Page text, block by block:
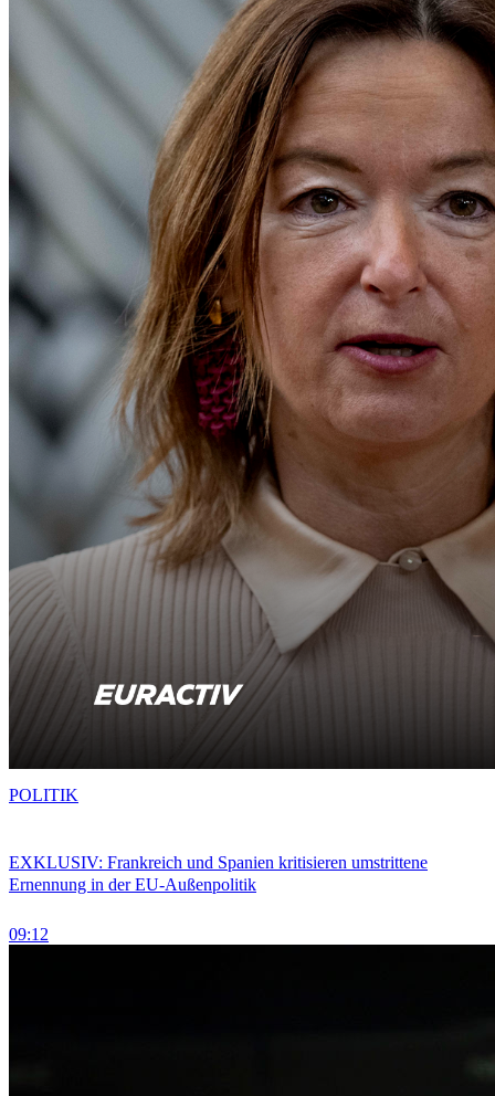
EXKLUSIV: Frankreich und Spanien kritisieren umstrittene
Ernennung in der EU-Außenpolitik
09:12
POLITIK